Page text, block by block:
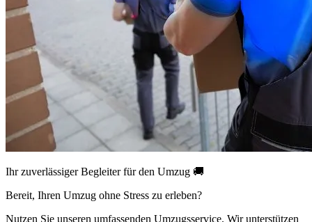
Ihr zuverlässiger Begleiter für den Umzug 🚚
Bereit, Ihren Umzug ohne Stress zu erleben?
Nutzen Sie unseren umfassenden Umzugsservice. Wir unterstützen